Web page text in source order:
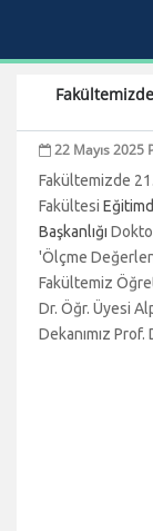
22 Mayıs 2025
Fakültemizde
Fakültesi
Başkanlığı
'Ölçme
Fakültemiz
Dr. Öğr. Üyesi
Dekanımız